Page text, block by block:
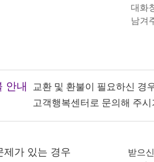
대화
남겨
안내
교환 및 환불이 필요하신 경
고객행복센터로 문의해 주
제가 있는 경우
받으